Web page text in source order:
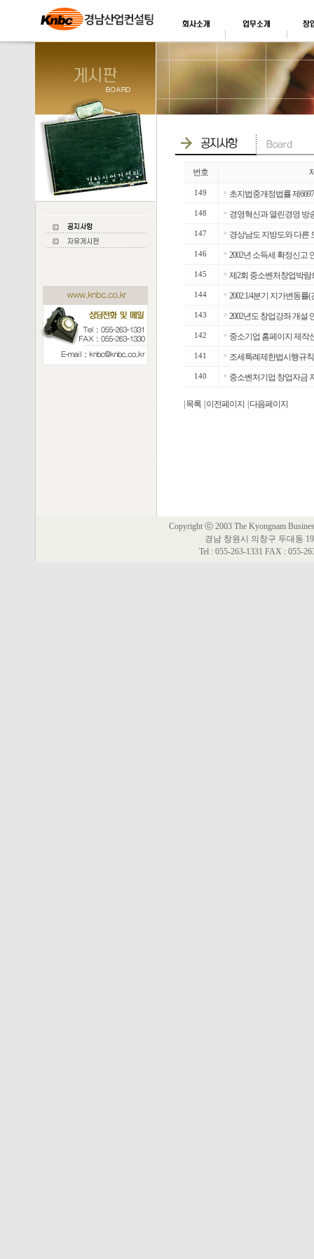
번호
149 ■ 초지법중개정법률 제
148 ■ 경영혁신과 열린경영 방
147 ■ 경상남도 지방도와 다른
146 ■ 2002년 소득세 확정신고
145 ■ 제2회 중소벤처창업박람
144 ■ 2002.1/4분기 지가변동률(
143 ■ 2002년도 창업강좌 개설
142 ■ 중소기업 홈페이지 제작
141 ■ 조세특례제한법시행규
140 ■ 중소벤처기업 창업자금
| 목록 | 이전페이지 | 다음페이지
Copyright ⓒ 2003 The Kyongnam
경남 창원시 의창구 두대동
Tel : 055-263-1331 FAX : 055-